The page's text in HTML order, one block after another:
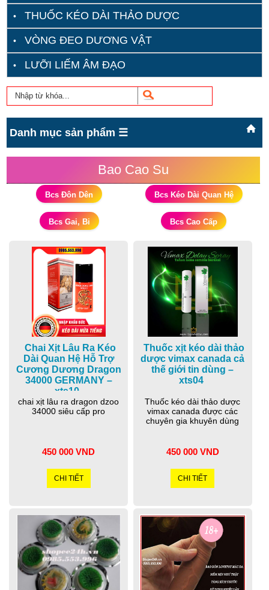
THUỐC KÉO DÀI THẢO DƯỢC
VÒNG ĐEO DƯƠNG VẬT
LƯỠI LIẾM ÂM ĐẠO
Danh mục sản phẩm ☰
Bao Cao Su
Bcs Đôn Dên Bcs Kéo Dài Quan Hệ
Bcs Gai, Bi Bcs Cao Cấp
Chai Xịt Lâu Ra Kéo
Dài Quan Hệ Hỗ Trợ
Cương Dương Dragon
34000 GERMANY –
xts10
chai xịt lâu ra dragon dzoo
34000 siêu cấp pro
450 000 VND
CHI TIẾT
Thuốc xịt kéo dài thảo
dược vimax canada cả
thế giới tin dùng –
xts04
Thuốc kéo dài thảo dược
vimax canada được các
chuyên gia khuyên dùng
450 000 VND
CHI TIẾT